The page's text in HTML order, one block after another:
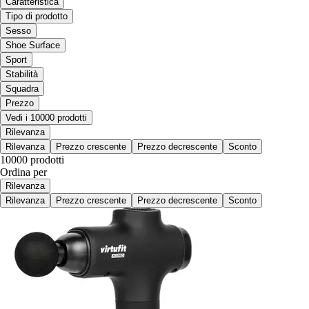
Tipo di prodotto
Sesso
Shoe Surface
Sport
Stabilità
Squadra
Prezzo
Vedi i 10000 prodotti
Rilevanza
Rilevanza
Prezzo crescente Prezzo decrescente Sconto
10000 prodotti
Ordina per
Rilevanza
Rilevanza
Prezzo crescente Prezzo decrescente Sconto